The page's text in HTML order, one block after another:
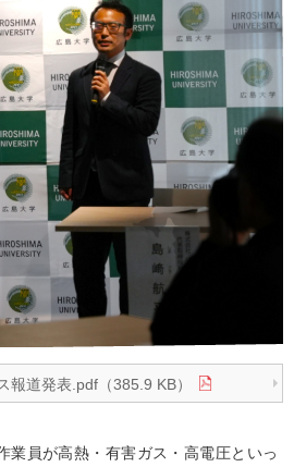
報道発表.pdf（385.9 KB）
業員が高熱・有害ガス・高電圧といっ